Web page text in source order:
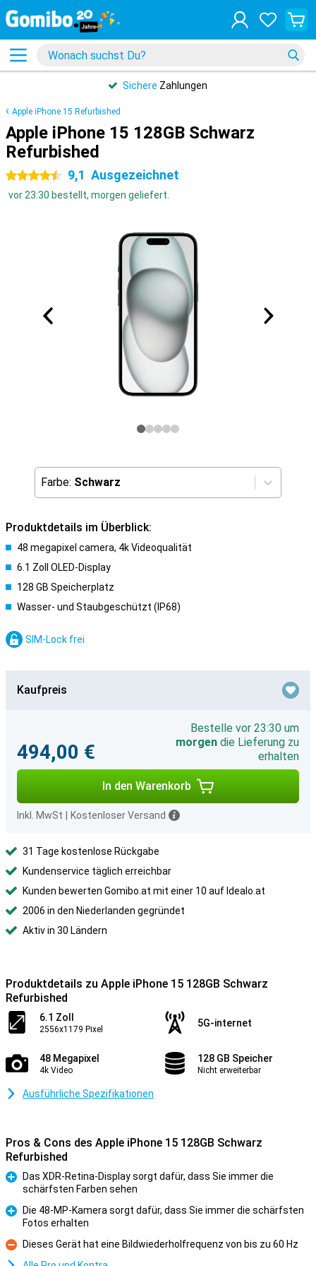
Sichere Zahlungen
Apple iPhone 15 Refurbished
Apple iPhone 15 128GB Schwarz
Refurbished
4.5 Sterne 9,1 Ausgezeichnet
vor 23:30 bestellt, morgen geliefert.
Farbe: Schwarz
Produktdetails im Überblick:
48 megapixel camera, 4k Videoqualität
6.1 Zoll OLED-Display
128 GB Speicherplatz
Wasser- und Staubgeschützt (IP68)
SIM-Lock frei
Kaufpreis
494,00 €
Bestelle vor 23:30 um
morgen die Lieferung zu
erhalten
In den Warenkorb
Inkl. MwSt Kostenloser Versand
31 Tage kostenlose Rückgabe
Kundenservice täglich erreichbar
Kunden bewerten Gomibo.at mit einer 10 auf Idealo.at
2006 in den Niederlanden gegründet
Aktiv in 30 Ländern
Produktdetails zu Apple iPhone 15 128GB Schwarz
Refurbished
6.1 Zoll
2556x1179 Pixel
5G-internet
48 Megapixel
4k Video
128 GB Speicher
Nicht erweiterbar
Ausführliche Spezifikationen
Pros & Cons des Apple iPhone 15 128GB Schwarz
Refurbished
Das XDR-Retina-Display sorgt dafür, dass Sie immer die
schärfsten Farben sehen
Die 48-MP-Kamera sorgt dafür, dass Sie immer die schärfsten
Fotos erhalten
Kontra
Dieses Gerät hat eine Bildwiederholfrequenz von bis zu 60 Hz